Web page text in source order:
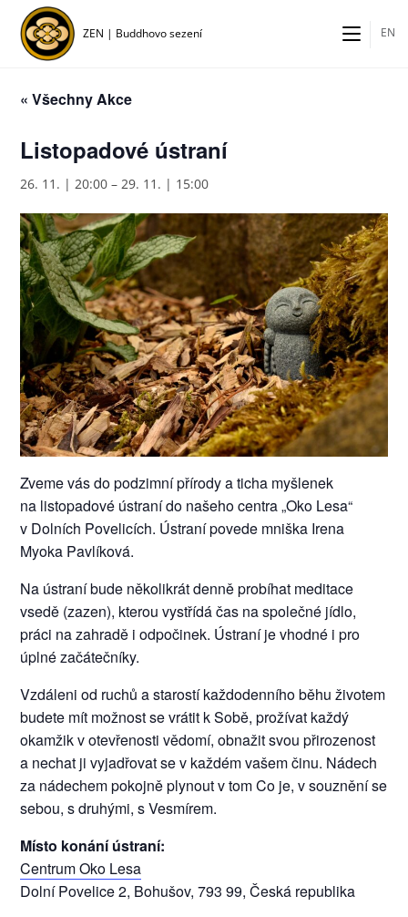
Přejít
obsahu
EN
ZEN | Buddhovo sezení
« Všechny Akce
Listopadové ústraní
26. 11. | 20:00 –29. 11. | 15:00
Zveme vás do podzimní přírody a ticha myšlenek
na listopadové ústraní do našeho centra „Oko Lesa“
v Dolních Povelicích. Ústraní povede mniška Irena
Myoka Pavlíková.
Na ústraní bude několikrát denně probíhat meditace
vsedě (zazen), kterou vystřídá čas na společné jídlo,
práci na zahradě i odpočinek. Ústraní je vhodné i pro
úplné začátečníky.
Vzdáleni od ruchů a starostí každodenního běhu životem
budete mít možnost se vrátit k Sobě, prožívat každý
okamžik v otevřenosti vědomí, obnažit svou přirozenost
a nechat ji vyjadřovat se v každém vašem činu. Nádech
za nádechem pokojně plynout v tom Co je, v souznění se
sebou, s druhými, s Vesmírem.
Místo konání ústraní:
Centrum Oko Lesa
Dolní Povelice 2, Bohušov, 793 99, Česká republika